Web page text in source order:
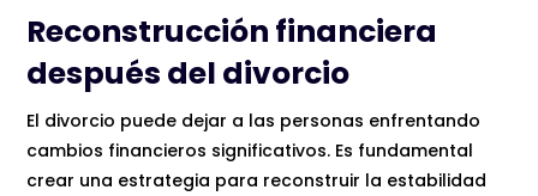
Reconstrucción financiera
después del divorcio
El divorcio puede dejar a las personas enfrentando
cambios financieros significativos. Es fundamental
crear una estrategia para reconstruir la estabilidad